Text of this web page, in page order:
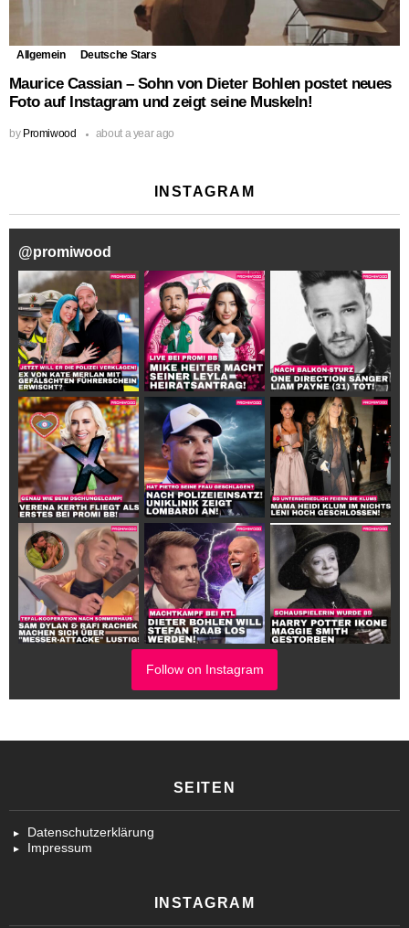
Allgemein Deutsche Stars
Maurice Cassian – Sohn von Dieter Bohlen postet neues
Foto auf Instagram und zeigt seine Muskeln!
by Promiwood about a year ago
INSTAGRAM
@promiwood
Follow on Instagram
SEITEN
Datenschutzerklärung
Impressum
INSTAGRAM